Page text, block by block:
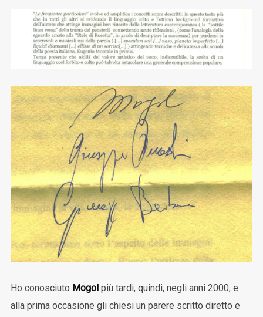
Ho conosciuto Mogolpiù tardi, quindi, negli anni 2000, e
alla prima occasione gli chiesi un parere scritto diretto e